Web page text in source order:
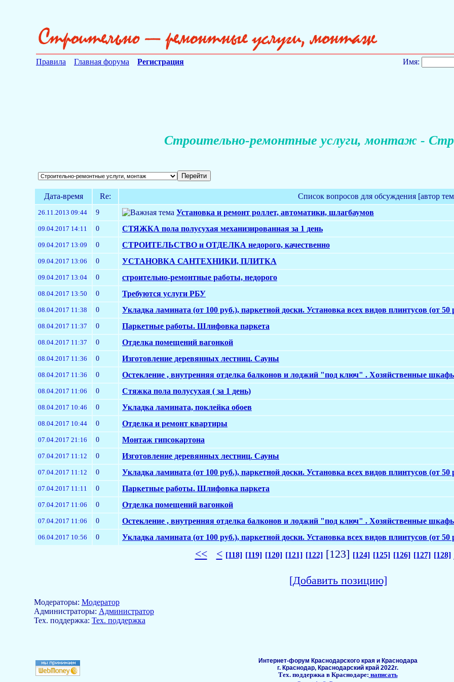
Правила Главная форума Регистрация Имя:
Строительно-ремонтные услуги, монтаж -
Дата-время Re: Список вопросов для обсуждения [автор
26.11.2013 09:44 9 Установка и ремонт роллет, автоматики, шлагбаумов
09.04.2017 14:11 0 СТЯЖКА пола полусухая механизированная за 1 день
09.04.2017 13:09 0 СТРОИТЕЛЬСТВО и ОТДЕЛКА недорого, качественно
09.04.2017 13:06 0 УСТАНОВКА САНТЕХНИКИ, ПЛИТКА
09.04.2017 13:04 0 строительно-ремонтные работы, недорого
08.04.2017 13:50 0 Требуются услуги РБУ
08.04.2017 11:38 0 Укладка ламината (от 100 руб.), паркетной доски. Установка всех видов плинтусов (от 50
08.04.2017 11:37 0 Паркетные работы. Шлифовка паркета
08.04.2017 11:37 0 Отделка помещений вагонкой
08.04.2017 11:36 0 Изготовление деревянных лестниц. Сауны
08.04.2017 11:36 0 Остекление , внутренняя отделка балконов и лоджий "под ключ" . Хозяйственные
08.04.2017 11:06 0 Стяжка пола полусухая ( за 1 день)
08.04.2017 10:46 0 Укладка ламината, поклейка обоев
08.04.2017 10:44 0 Отделка и ремонт квартиры
07.04.2017 21:16 0 Монтаж гипсокартона
07.04.2017 11:12 0 Изготовление деревянных лестниц. Сауны
07.04.2017 11:12 0 Укладка ламината (от 100 руб.), паркетной доски. Установка всех видов плинтусов (от 50
07.04.2017 11:11 0 Паркетные работы. Шлифовка паркета
07.04.2017 11:06 0 Отделка помещений вагонкой
07.04.2017 11:06 0 Остекление , внутренняя отделка балконов и лоджий "под ключ" . Хозяйственные
06.04.2017 10:56 0 Укладка ламината (от 100 руб.), паркетной доски. Установка всех видов плинтусов (от 50
<< < [118] [119] [120] [121] [122][123] [124] [125] [126] [127] [128]
[Добавить позицию]
Модераторы: Модератор
Aдминистраторы: Администратор
Тех. поддержка: Тех. поддержка
Интернет-форум Краснодарского края и Краснодара
г. Краснодар, Краснодарский край 2022г.
Тех. поддержка в Краснодаре: написать